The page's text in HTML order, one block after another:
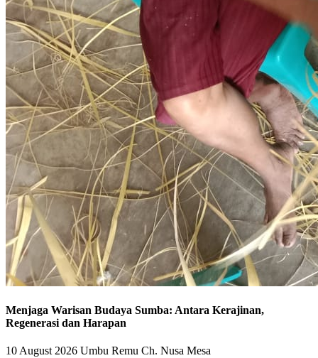
Menjaga Warisan Budaya Sumba: Antara Kerajinan,
Regenerasi dan Harapan
10 August 2026 Umbu Remu Ch. Nusa Mesa